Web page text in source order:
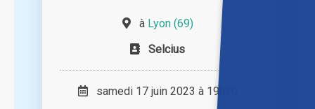
à Lyon (69)
Selcius
samedi 17 juin 2023 à 19h30